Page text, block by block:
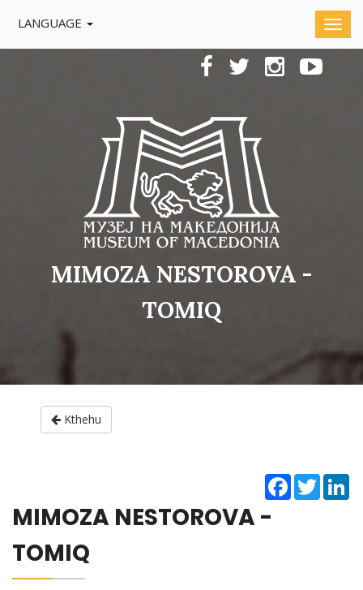
Kthehu
LANGUAGE
MIMOZA NESTOROVA -
TOMIQ
Facebook
Twitter
MIMOZA NESTOROVA -
TOMIQ